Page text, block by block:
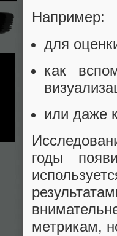
Например:
для
как
или даже
годы
метрикам,